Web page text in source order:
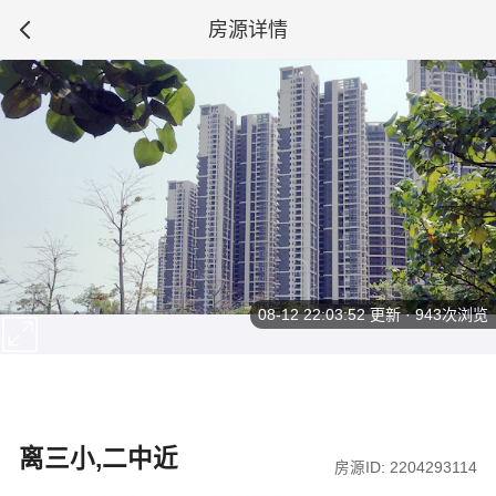
房源详情
离三小,二中近 房源ID: 2204293114
08-12 22:03:52更新 · 943次浏览